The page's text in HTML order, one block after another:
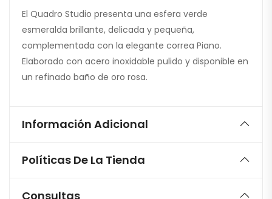
El Quadro Studio presenta una esfera verde
esmeralda brillante, delicada y pequeña,
complementada con la elegante correa Piano.
Elaborado con acero inoxidable pulido y disponible en
un refinado baño de oro rosa.
Información Adicional
Políticas De La Tienda
Consultas